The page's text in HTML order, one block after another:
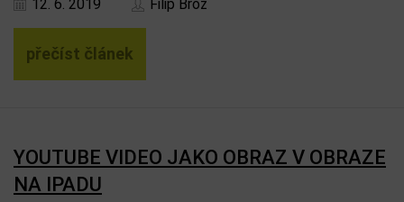
12. 6. 2019 Filip Brož
přečíst článek
YOUTUBE VIDEO JAKO OBRAZ V OBRAZE
NA IPADU